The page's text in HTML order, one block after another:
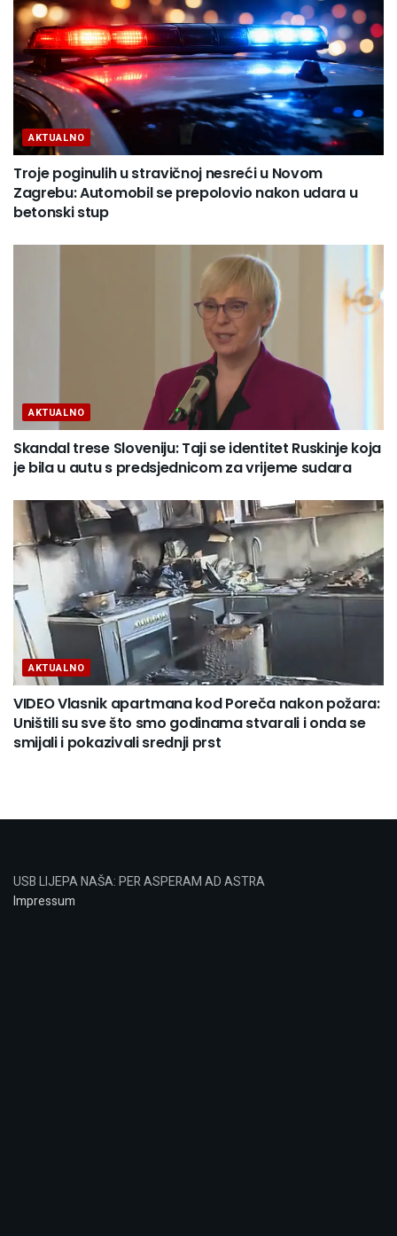
AKTUALNO
Troje poginulih u stravičnoj nesreći u Novom
Zagrebu: Automobil se prepolovio nakon udara u
betonski stup
AKTUALNO
Skandal trese Sloveniju: Taji se identitet Ruskinje koja
je bila u autu s predsjednicom za vrijeme sudara
AKTUALNO
VIDEO Vlasnik apartmana kod Poreča nakon požara:
Uništili su sve što smo godinama stvarali i onda se
smijali i pokazivali srednji prst
USB LIJEPA NAŠA: PER ASPERAM AD ASTRA
Impressum